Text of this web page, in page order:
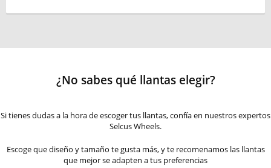
¿No sabes qué llantas elegir?
Si tienes dudas a la hora de escoger tus llantas, confía en nuestros expertos
Selcus Wheels.
Escoge que diseño y tamaño te gusta más, y te recomenamos las llantas
que mejor se adapten a tus preferencias